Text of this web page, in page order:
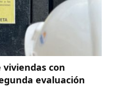
con
evaluación